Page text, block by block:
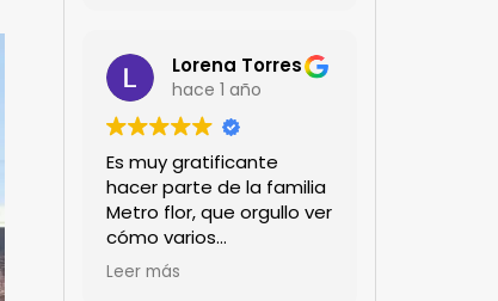
Lorena Torres
hace 1 año
Es muy gratificante
hacer parte de la familia
Metro flor, que orgullo ver
cómo varios
profesionales hombres y
Leer más